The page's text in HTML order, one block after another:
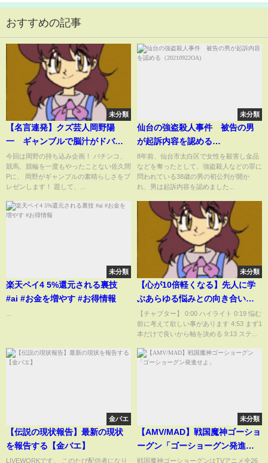
おすすめの記事
未分類
【名言連発】クズ芸人岡野陽
一 ギャンブルで脳汁がドバド
バ出たヤバい瞬間ベスト3！
今回は岡野の持ち込み企画！ パチンコ、
競馬、競輪を一度もやったことない佐久間
Pに、 岡野がギャンブルの素晴らしさをプ
レゼンします！ 題して、...
未分類
仙台の強盗殺人事件 被告の男
が起訴内容を認める
（20210922OA)
8年前、仙台市太白区で女性を殺害し金品
などを奪ったとして、強盗殺人などの罪に
問われている38歳の男の初公判が開か
れ、男は起訴内容を認めました...
未分類
楽天ペイ4 5%還元される裏技
#ai #お金を増やす #お得情報
未分類
【心が10倍軽くなる】先人に学
ぶあらゆる悩みとの向き合い
方。「知っておくだけでほとん
どの問題は解消されます」【岡
田斗司夫切り抜き/切り取り/とし
おを追う/人生相談】
【チャプター】 0:00 ハイライト 0:19 悩む
前に考えて欲しい事があります 4:53 まず1
本だけで良いから軸を決める 9:13 ステ...
金バエ
【伝説の現状報告】最新の現状
を報告する【金バエ】
LIVEWORKです。 このたび配信者になり
未分類
【AMV/MAD】戦国魔神ゴーショ
ーグン「ゴーショーグン発進せ
よ」
戦国魔神ゴーショーグンはTVアニメ全26